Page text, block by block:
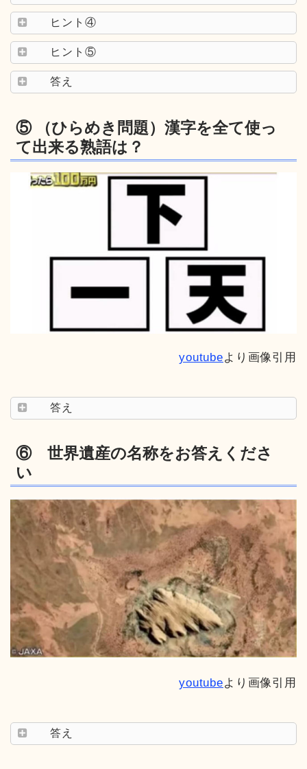
ヒント④
ヒント⑤
答え
⑤ （ひらめき問題）漢字を全て使っ
て出来る熟語は？
youtubeより画像引用
答え
⑥ 世界遺産の名称をお答えくださ
い
youtubeより画像引用
答え